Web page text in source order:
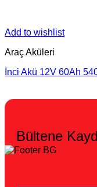
Add to wishlist
Araç Aküleri
İnci Akü 12V 60Ah
Bültene